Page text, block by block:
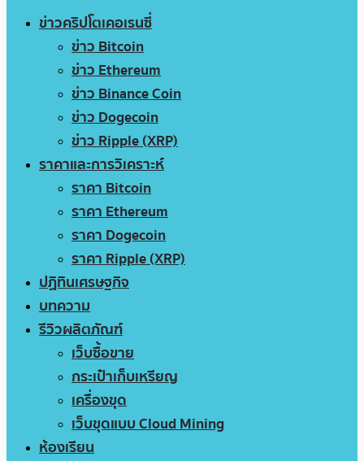
ข่าวคริปโตเคอเรนซี่
ข่าว Bitcoin
ข่าว Ethereum
ข่าว Binance Coin
ข่าว Dogecoin
ข่าว Ripple (XRP)
ราคาและการวิเคราะห์
ราคา Bitcoin
ราคา Ethereum
ราคา Dogecoin
ราคา Ripple (XRP)
ปฏิทินเศรษฐกิจ
บทความ
รีวิวผลิตภัณฑ์
เว็บซื้อขาย
กระเป๋าเก็บเหรียญ
เครื่องขุด
เว็บขุดแบบ Cloud Mining
ห้องเรียน